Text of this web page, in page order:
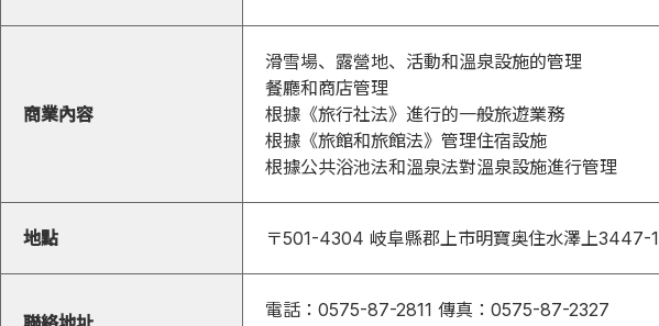
商業內容
滑雪場、露營地、活動和溫泉設施的管理
餐廳和商店管理
根據《旅行社法》進行的一般旅遊業務
根據《旅館和旅館法》管理住宿設施
根據公共浴池法和溫泉法對溫泉設施進行管理
地點 〒501-4304 岐阜縣郡上市明寶奥住水澤上3447-1
電話：0575-87-2811 傳真：0575-87-2327